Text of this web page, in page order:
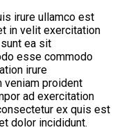
irure ullamco est
in velit exercitation
ea sit
esse commodo
irure
veniam proident
ad exercitation
ex quis est
dolor incididunt.